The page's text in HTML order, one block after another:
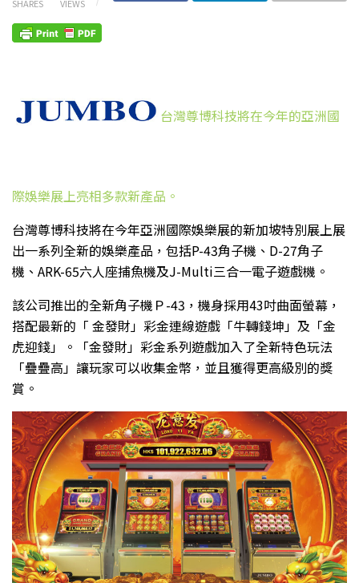
SHARES VIEWS
台灣尊博科技將在今年的亞洲國
際娛樂展上亮相多款新產品。
台灣尊博科技將在今年亞洲國際娛樂展的新加坡特別展上展
出一系列全新的娛樂產品，包括P-43角子機、D-27角子
機、ARK-65六人座捕魚機及J-Multi三合一電子遊戲機。
該公司推出的全新角子機Ｐ-43，機身採用43吋曲面螢幕，
搭配最新的「 金發財」彩金連線遊戲「牛轉錢坤」及「金
虎迎錢」。「金發財」彩金系列遊戲加入了全新特色玩法
「疊疊高」讓玩家可以收集金幣，並且獲得更高級別的獎
賞。